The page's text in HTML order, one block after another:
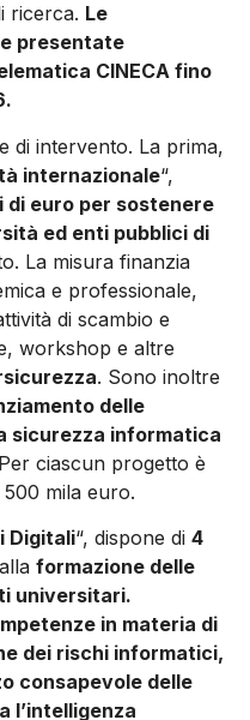
ricerca. Le
presentate
CINECA fino
di intervento. La prima,
internazionale“,
di euro per sostenere
ed enti pubblici di
La misura finanzia
e professionale,
di scambio e
workshop e altre
. Sono inoltre
delle
sicurezza informatica
ciascun progetto è
mila euro.
Digitali“, dispone di 4
formazione delle
universitari.
in materia di
dei rischi informatici,
consapevole delle
l’intelligenza